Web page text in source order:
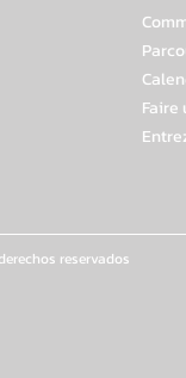
Faire
reservados